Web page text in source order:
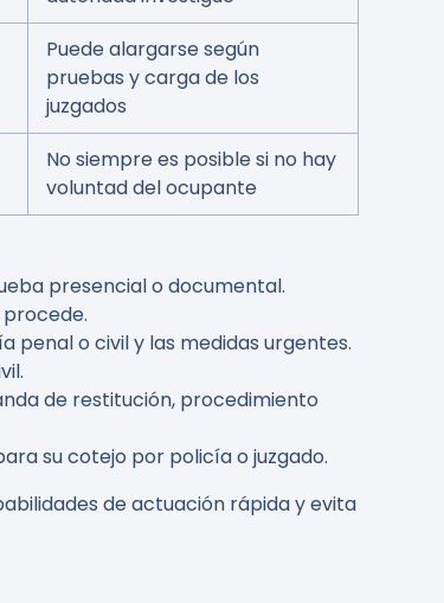
Puede alargarse según
pruebas y carga de los
juzgados
No siempre es posible si no hay
voluntad del ocupante
presencial o documental.
penal o civil y las medidas urgentes.
de restitución, procedimiento
su cotejo por policía o juzgado.
de actuación rápida y evita